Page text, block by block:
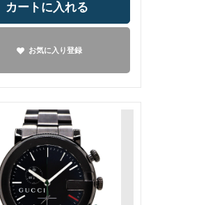
カートに入れる
お気に入り登録